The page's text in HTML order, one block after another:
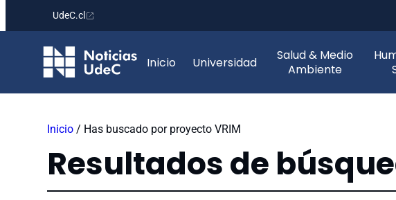
contenido
UdeC.cl
Inicio Universidad
Salud & Medio
Ambiente
Inicio / Has buscado por proyecto VRIM
Resultados de